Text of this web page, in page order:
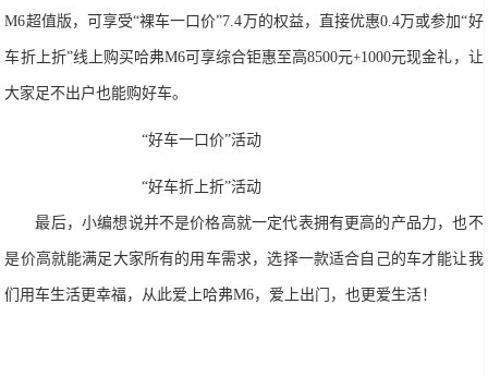
M6超值版，可享受“裸车一口价”7.4 万的权益，直接优惠0.4万或参加“好
车折上折”线上购买哈弗M6可享综合钜惠至高8500元+1000元现金礼，让
大家足不出户也能购好车。
“好车一口价”活动
“好车折上折”活动
最后，小编想说并不是价格高就一定代表拥有更高的产品力，也不
是价高就能满足大家所有的用车需求，选择一款适合自己的车才能让我
们用车生活更幸福，从此爱上哈弗M6，爱上出门，也更爱生活！